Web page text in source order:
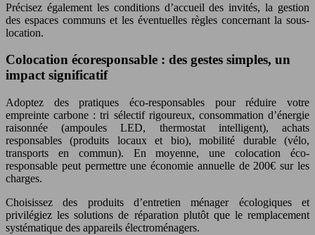
Précisez également les conditions d’accueil des invités, la gestion
des espaces communs et les éventuelles règles concernant la sous-
location.
Colocation écoresponsable : des gestes simples, un
impact significatif
Adoptez des pratiques éco-responsables pour réduire votre
empreinte carbone : tri sélectif rigoureux, consommation d’énergie
raisonnée (ampoules LED, thermostat intelligent), achats
responsables (produits locaux et bio), mobilité durable (vélo,
transports en commun). En moyenne, une colocation éco-
responsable peut permettre une économie annuelle de 200€ sur les
charges.
Choisissez des produits d’entretien ménager écologiques et
privilégiez les solutions de réparation plutôt que le remplacement
systématique des appareils électroménagers.